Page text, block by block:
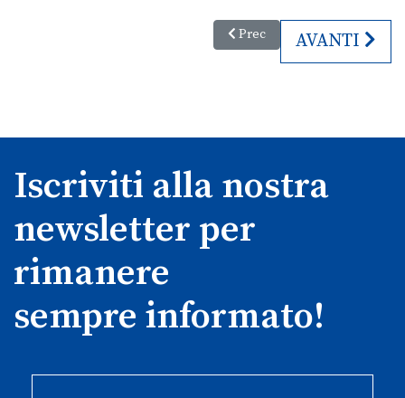
Articolo precedente: Vita e
Prec ARTICOLO
AVANTI
Iscriviti alla nostra
newsletter per
rimanere
sempre informato!